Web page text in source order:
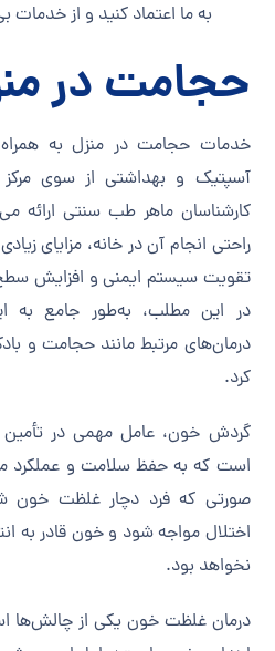
به ما اعتماد کنید و از خدمات
حجامت در
خدمات حجامت در منزل به
آسپتیک و بهداشتی از سوی مرکز
کارشناسان ماهر طب سنتی ارائه
راحتی انجام آن در خانه، مزایای
تقویت سیستم ایمنی و افزایش سطح
در این مطلب، به‌طور جامع به
درمان‌های مرتبط مانند حجامت و
کرد.
گردش خون، عامل مهمی در تأمین
است که به حفظ سلامت و عملکرد
صورتی که فرد دچار غلظت خون
اختلال مواجه شود و خون قادر به
نخواهد بود.
درمان غلظت خون یکی از چالش‌ها